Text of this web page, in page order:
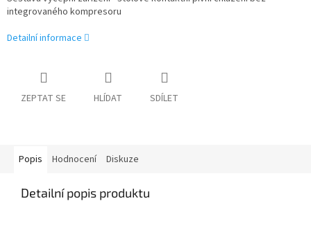
integrovaného kompresoru
Detailní informace
ZEPTAT SE HLÍDAT SDÍLET
Popis Hodnocení Diskuze
Detailní popis produktu